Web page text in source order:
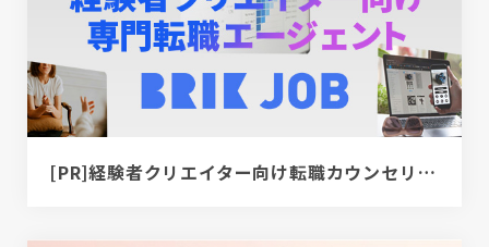
[PR]経験者クリエイター向け転職カウンセリング｜デザイナー / ディレクター / エンジニア